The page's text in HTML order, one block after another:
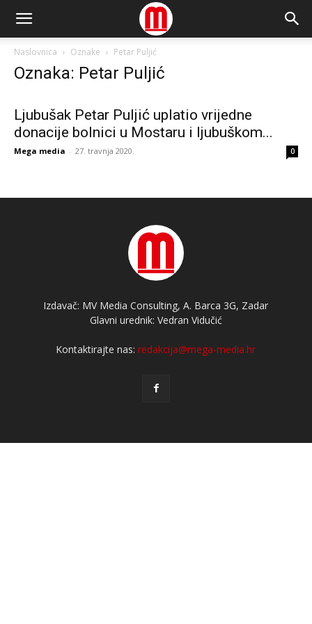
Naslovnica Oznake Petar Puljić
Oznaka: Petar Puljić
Ljubušak Petar Puljić uplatio vrijedne
donacije bolnici u Mostaru i ljubuškom...
Mega media - 27. travnja 2020. 0
Izdavač: MV Media Consulting, A. Barca 3G, Zadar
Glavni urednik: Vedran Vidučić
Kontaktirajte nas:redakcija@mega-media.hr